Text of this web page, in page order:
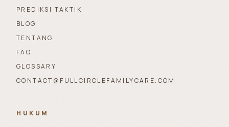
PREDIKSI TAKTIK
BLOG
TENTANG
FAQ
GLOSSARY
CONTACT@FULLCIRCLEFAMILYCARE.COM
HUKUM